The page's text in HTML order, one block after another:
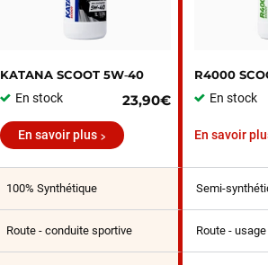
KATANA SCOOT 5W‑40
En stock
23,90€
R4000
En stock
En savoir plus En savoir
100% Synthétique Semi-
Route - conduite sportive Route -